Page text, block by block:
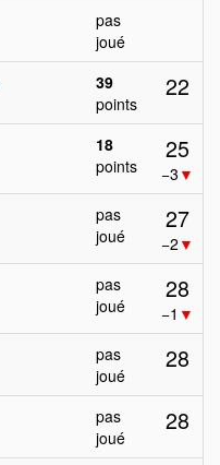
pas
joué
39
points
22
18
points
25
−3 ▼
pas
joué
27
−2 ▼
pas
joué
28
−1 ▼
pas
joué
28
pas
joué
28